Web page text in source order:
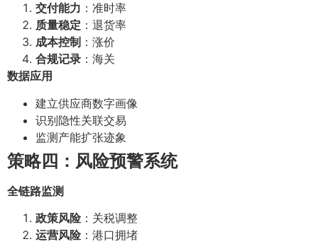
交付能力 ：准时率
质量稳定 ：退货率
成本控制 ：涨价
合规记录 ：海关
数据应用
建立供应商数字画像
识别隐性关联交易
监测产能扩张迹象
策略四：风险预警系统
全链路监测
政策风险：关税调整
运营风险：港口拥堵